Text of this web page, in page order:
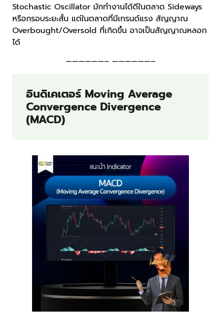
Stochastic Oscillator มักทำงานได้ดีในตลาด Sideways
หรือกรอบระยะสั้น แต่ในตลาดที่มีเทรนด์แรง สัญญาณ
Overbought/Oversold ที่เกิดขึ้น อาจเป็นสัญญาณหลอก
ได้
——————– ——————–
อินดิเคเตอร์ Moving Average
Convergence Divergence
(MACD)